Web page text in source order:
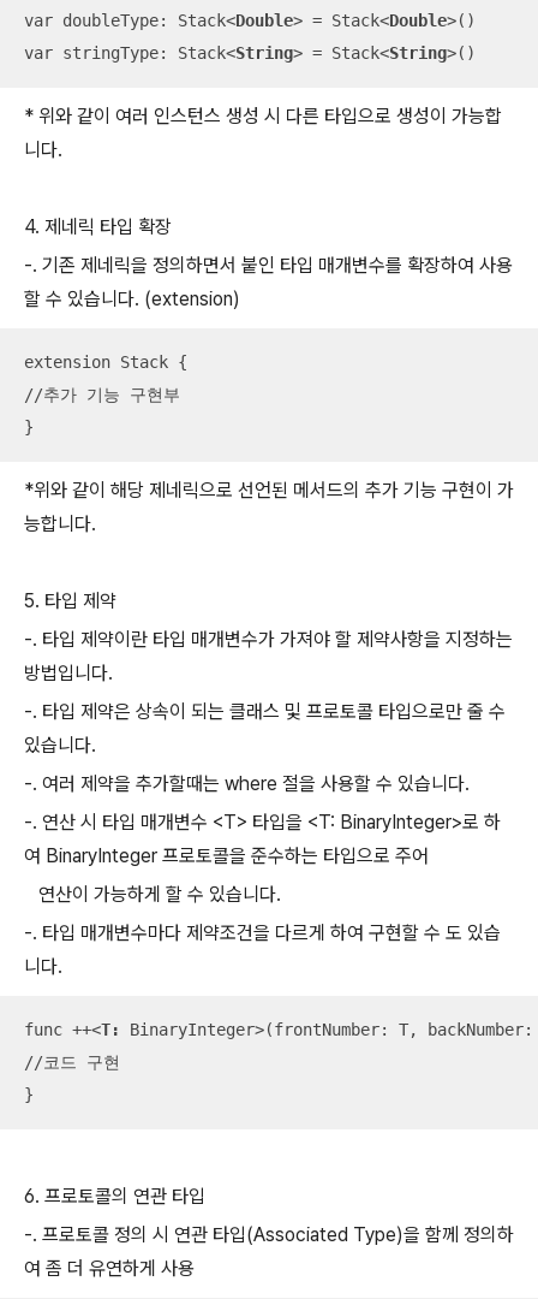
var doubleType: Stack<Double> = Stack<Double>()
var stringType: Stack<String> = Stack<String>()
* 위와 같이 여러 인스턴스 생성 시 다른 타입으로 생성이 가능합
니다.
4. 제네릭 타입 확장
-. 기존 제네릭을 정의하면서 붙인 타입 매개변수를 확장하여 사용
할 수 있습니다. (extension)
extension Stack {
//추가 기능 구현부
}
*위와 같이 해당 제네릭으로 선언된 메서드의 추가 기능 구현이 가
능합니다.
5. 타입 제약
-. 타입 제약이란 타입 매개변수가 가져야 할 제약사항을 지정하는
방법입니다.
-. 타입 제약은 상속이 되는 클래스 및 프로토콜 타입으로만 줄 수
있습니다.
-. 여러 제약을 추가할때는 where 절을 사용할 수 있습니다.
-. 연산 시 타입 매개변수 <T> 타입을 <T: BinaryInteger>로 하
여 BinaryInteger 프로토콜을 준수하는 타입으로 주어
연산이 가능하게 할 수 있습니다.
-. 타입 매개변수마다 제약조건을 다르게 하여 구현할 수 도 있습
니다.
func ++<T: BinaryInteger>(frontNumber: T,
//코드 구현
}
6. 프로토콜의 연관 타입
-. 프로토콜 정의 시 연관 타입(Associated Type)을 함께 정의하
여 좀 더 유연하게 사용